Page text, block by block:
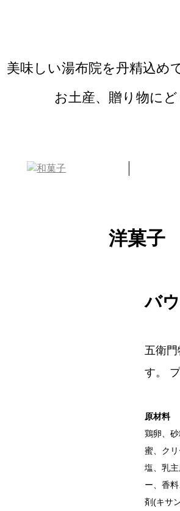
美味しい湯布院を丹精込め
お土産、贈り物にど
洋菓子
バ
五衛
す。
原材料
鶏卵、
蜜、ク
塩、乳
ー、香
剤(キサ